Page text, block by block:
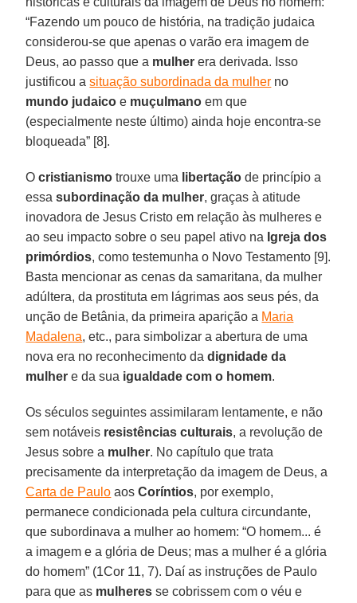
“Fazendo um pouco de história, na tradição judaica
considerou-se que apenas o varão era imagem de
Deus, ao passo que a mulher era derivada. Isso
justificou asituação subordinada da mulher no
mundo judaico e muçulmano em que
(especialmente neste último) ainda hoje encontra-se
bloqueada” [8].
Ocristianismo trouxe uma libertação de princípio a
essasubordinação da mulher, graças à atitude
inovadora de Jesus Cristo em relação às mulheres e
ao seu impacto sobre o seu papel ativo na Igreja dos
primórdios, como testemunha o Novo Testamento [9].
Basta mencionar as cenas da samaritana, da mulher
adúltera, da prostituta em lágrimas aos seus pés, da
unção de Betânia, da primeira aparição a Maria
Madalena, etc., para simbolizar a abertura de uma
nova era no reconhecimento dadignidade da
mulher e da sua igualdade com o homem.
Os séculos seguintes assimilaram lentamente, e não
sem notáveis resistências culturais, a revolução de
Jesus sobre a mulher. No capítulo que trata
precisamente da interpretação da imagem de Deus, a
Carta de Paulo aos Coríntios, por exemplo,
permanece condicionada pela cultura circundante,
que subordinava a mulher ao homem: “O homem... é
a imagem e a glória de Deus; mas a mulher é a glória
do homem” (1Cor 11, 7). Daí as instruções de Paulo
para que as mulheres se cobrissem com o véu e